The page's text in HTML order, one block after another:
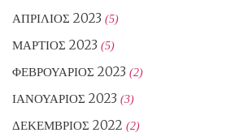
ΑΠΡΊΛΙΟΣ 2023 (5)
ΜΆΡΤΙΟΣ 2023 (5)
ΦΕΒΡΟΥΆΡΙΟΣ 2023 (2)
ΙΑΝΟΥΆΡΙΟΣ 2023 (3)
ΔΕΚΈΜΒΡΙΟΣ 2022 (2)